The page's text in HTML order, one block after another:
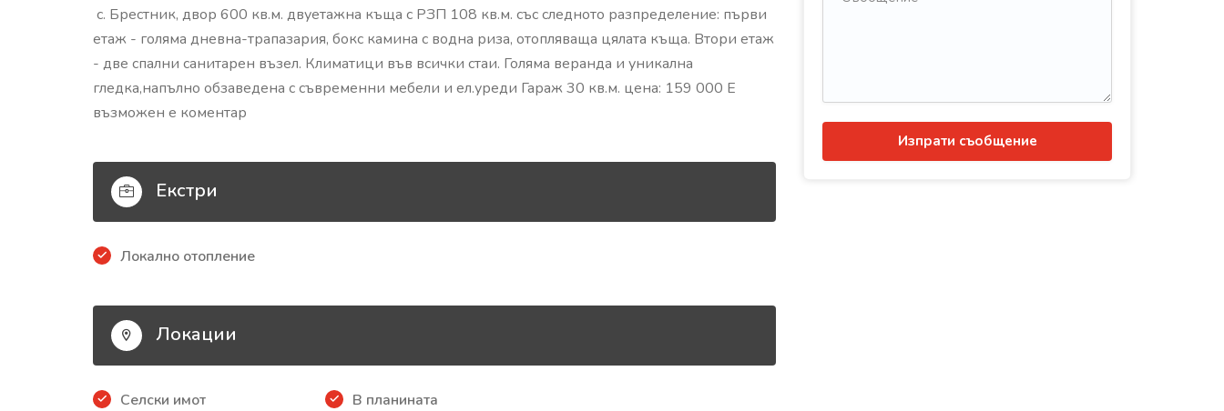
с. Брестник, двор 600 кв.м. двуетажна къща с РЗП 108 кв.м. със следното разпределение: първи
етаж - голяма дневна-трапазария, бокс камина с водна риза, отопляваща цялата къща. Втори етаж
- две спални санитарен възел. Климатици във всички стаи. Голяма веранда и уникална
гледка,напълно обзаведена с съвременни мебели и ел.уреди Гараж 30 кв.м. цена: 159 000 Е
възможен е коментар
Екстри
Локално отопление
Локации
Селски имот В планината
Изпрати съобщение